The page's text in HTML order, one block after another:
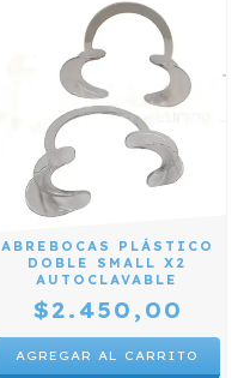
ABREBOCAS PLÁSTICO
DOBLE SMALL X2
AUTOCLAVABLE
$2.450,00